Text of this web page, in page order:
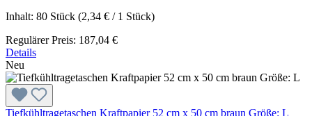
Inhalt: 80 Stück (2,34 € / 1 Stück)
Regulärer Preis: 187,04 €
Details
Neu
Tiefkühltragetaschen Kraftpapier 52 cm x 50 cm braun Größe: L